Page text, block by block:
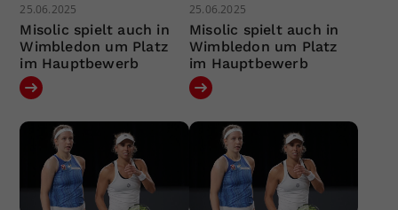
25.06.2025
Misolic spielt auch in
Wimbledon um Platz
im Hauptbewerb
25.06.2025
Misolic spielt auch in
Wimbledon um Platz
im Hauptbewerb